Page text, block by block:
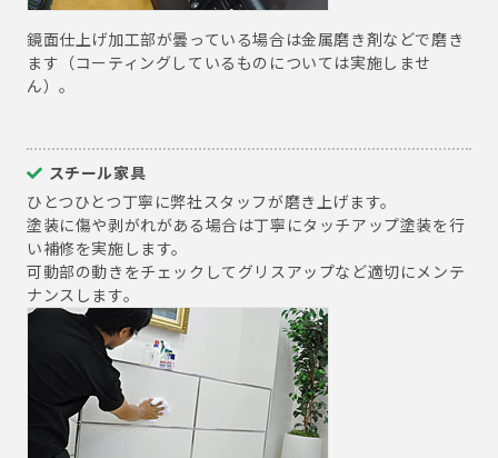
鏡面仕上げ加工部が曇っている場合は金属磨き剤などで磨き
ます（コーティングしているものについては実施しませ
ん）。
スチール家具
ひとつひとつ丁寧に弊社スタッフが磨き上げます。
塗装に傷や剥がれがある場合は丁寧にタッチアップ塗装を行
い補修を実施します。
可動部の動きをチェックしてグリスアップなど適切にメンテ
ナンスします。